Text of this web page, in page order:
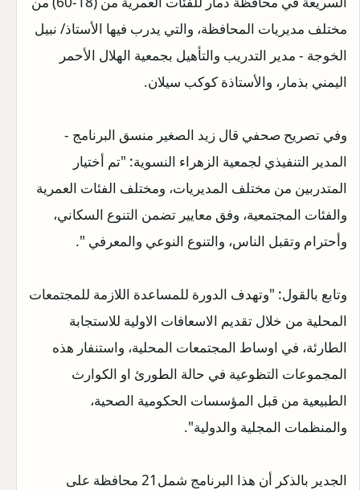
مختلف مديريات المحافظة، والتي يدرب فيها الأستاذ/ نبيل
الخوجة - مدير التدريب والتأهيل بجمعية الهلال الأحمر
اليمني بذمار، والأستاذة كوكب سيلان.
وفي تصريح صحفي قال زيد الصغير منسق البرنامج -
المدير التنفيذي لجمعية الزهراء النسوية: "تم أختيار
المتدربين من مختلف المديريات، ومختلف الفئات العمرية
والفئات المجتمعية، وفق معايير تضمن التنوع السكاني،
وأحترام وتقبل الناس، والتنوع النوعي والمعرفي ".
وتابع بالقول: "وتهدف الدورة للمساعدة اللازمة للمجتمعات
المحلية من خلال تقديم الاسعافات الاولية للاستجابة
الطارئة، في اوساط المجتمعات المحلية، واستنفار هذه
المجموعات التظوعية في حالة الطورئ او الكوارث
الطبيعية من قبل المؤسسات الحكومية الصحية،
والمنظمات المجلية والدولية".
الجدير بالذكر أن هذا البرنامج شمل21 محافظة على